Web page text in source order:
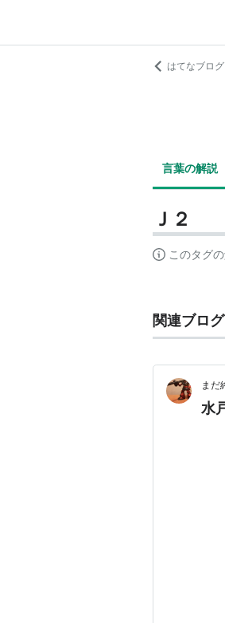
はてなブロ
言葉の解説
Ｊ２
このタグ
関連ブログ
まだ
水